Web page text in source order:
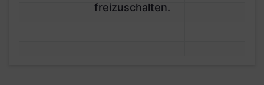
freizuschalten.